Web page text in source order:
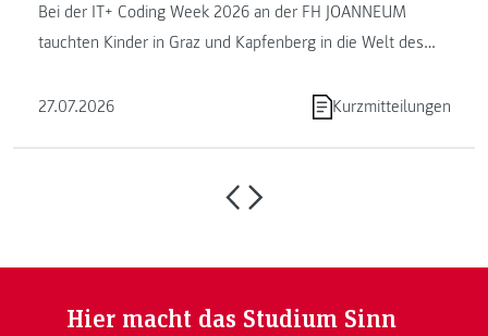
Bei der IT+ Coding Week 2026 an der FH JOANNEUM
tauchten Kinder in Graz und Kapfenberg in die Welt des
27.07.2026
Kurzmitteilungen
Hier macht das Studium Sinn